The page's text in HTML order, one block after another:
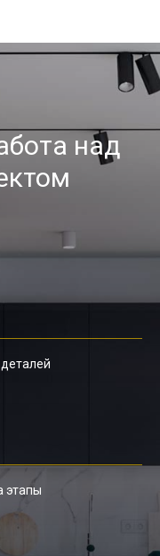
над
этапы